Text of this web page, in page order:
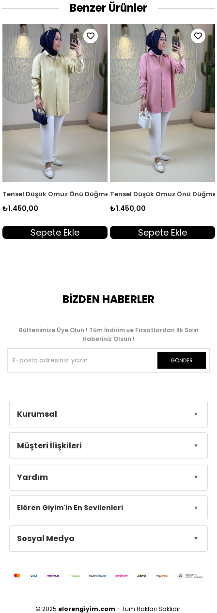
Benzer Ürünler
Tunik Ekru MGZN 7351
Düşük Omuz Önü Düğmeli Kadın Tunik Sarı MGZN 7351
Sepete Ekle
Tensel Düşük Omuz Önü Düğmeli
₺1.450,00
Sepete Ekle
BİZDEN HABERLER
Bültenimize Üye Olun ! Tüm İndirim ve Fırsatlardan İlk Sizin
Haberiniz Olsun !
GÖNDER
Kurumsal
Müşteri İlişkileri
Yardım
Elören Giyim'in En Sevilenleri
Sosyal Medya
© 2025 elorengiyim.com - Tüm Hakları Saklıdır.